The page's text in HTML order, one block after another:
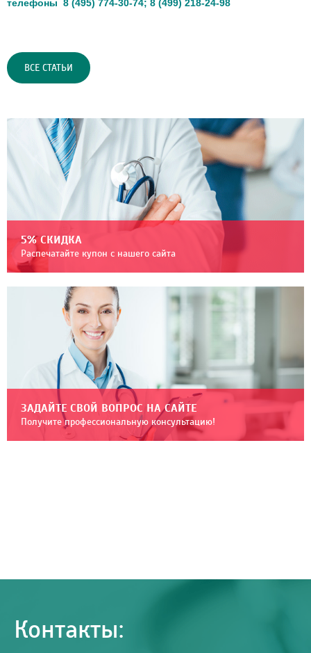
телефоны 8 (495) 774-30-74; 8 (499) 218-24-98
ВСЕ СТАТЬИ
5% СКИДКА
Распечатайте купон с нашего сайта
ЗАДАЙТЕ СВОЙ ВОПРОС НА САЙТЕ
Получите профессиональную консультацию!
Контакты: